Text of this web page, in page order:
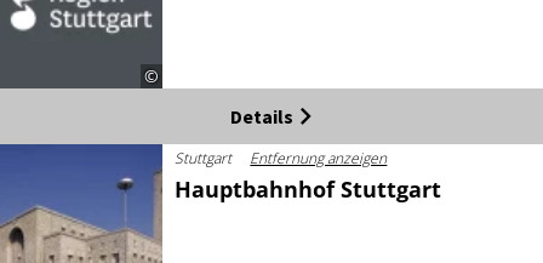
©
Details
Stuttgart Entfernung anzeigen
Hauptbahnhof Stuttgart